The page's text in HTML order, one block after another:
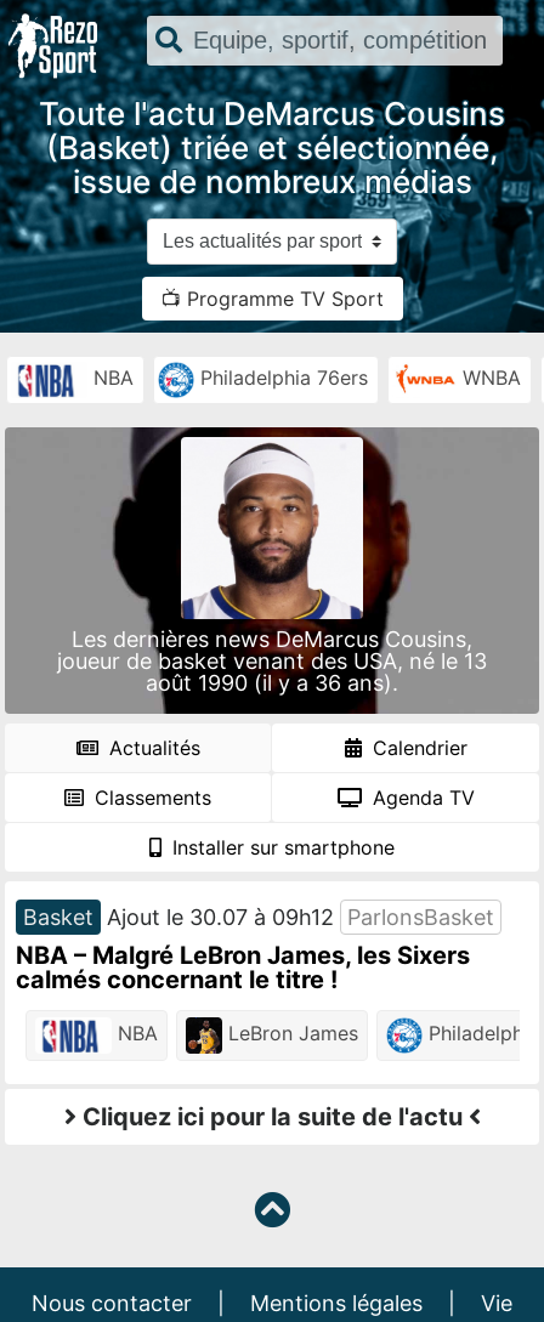
Toute l'actu DeMarcus Cousins
(Basket) triée et sélectionnée,
issue de nombreux médias
📺 Programme TV Sport
NBA Philadelphia 76ers WNBA
Les dernières news DeMarcus Cousins,
joueur de basket venant des USA, né le 13
août 1990 (il y a 36 ans).
Actualités Calendrier
Classements Agenda TV
Installer sur smartphone
Basket Ajout le 30.07 à 09h12 ParlonsBasket
NBA – Malgré LeBron James, les Sixers
calmés concernant le titre !
NBA LeBron James
Cliquez ici pour la suite de l'actu
Nous contacter Mentions légales
Vie